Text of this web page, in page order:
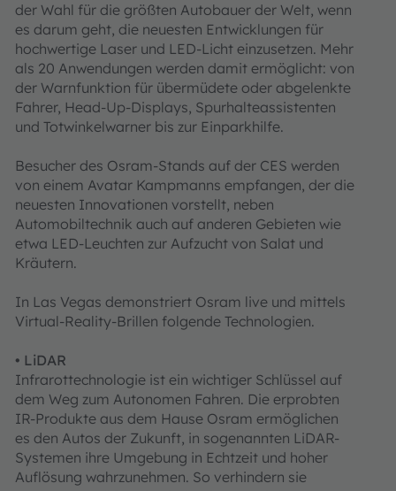
der Wahl für die größten Autobauer der Welt, wenn
es darum geht, die neuesten Entwicklungen für
hochwertige Laser und LED-Licht einzusetzen. Mehr
als 20 Anwendungen werden damit ermöglicht: von
der Warnfunktion für übermüdete oder abgelenkte
Fahrer, Head-Up-Displays, Spurhalteassistenten
und Totwinkelwarner bis zur Einparkhilfe.
Besucher des Osram-Stands auf der CES werden
von einem Avatar Kampmanns empfangen, der die
neuesten Innovationen vorstellt, neben
Automobiltechnik auch auf anderen Gebieten wie
etwa LED-Leuchten zur Aufzucht von Salat und
Kräutern.
In Las Vegas demonstriert Osram live und mittels
Virtual-Reality-Brillen folgende Technologien.
• LiDAR
Infrarottechnologie ist ein wichtiger Schlüssel auf
dem Weg zum Autonomen Fahren. Die erprobten
IR-Produkte aus dem Hause Osram ermöglichen
es den Autos der Zukunft, in sogenannten LiDAR-
Systemen ihre Umgebung in Echtzeit und hoher
Auflösung wahrzunehmen. So verhindern sie